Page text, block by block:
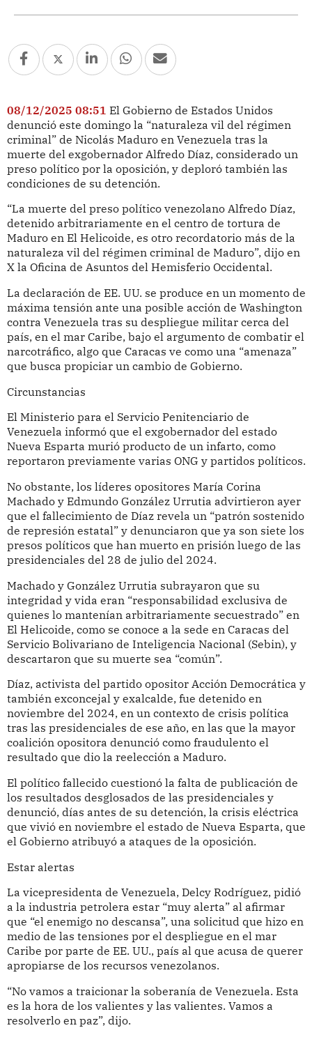
08/12/2025 08:51 El Gobierno de Estados Unidos
denunció este domingo la “naturaleza vil del régimen
criminal” de Nicolás Maduro en Venezuela tras la
muerte del exgobernador Alfredo Díaz, considerado un
preso político por la oposición, y deploró también las
condiciones de su detención.
“La muerte del preso político venezolano Alfredo Díaz,
detenido arbitrariamente en el centro de tortura de
Maduro en El Helicoide, es otro recordatorio más de la
naturaleza vil del régimen criminal de Maduro”, dijo en
X la Oficina de Asuntos del Hemisferio Occidental.
La declaración de EE. UU. se produce en un momento de
máxima tensión ante una posible acción de Washington
contra Venezuela tras su despliegue militar cerca del
país, en el mar Caribe, bajo el argumento de combatir el
narcotráfico, algo que Caracas ve como una “amenaza”
que busca propiciar un cambio de Gobierno.
Circunstancias
El Ministerio para el Servicio Penitenciario de
Venezuela informó que el exgobernador del estado
Nueva Esparta murió producto de un infarto, como
reportaron previamente varias ONG y partidos políticos.
No obstante, los líderes opositores María Corina
Machado y Edmundo González Urrutia advirtieron ayer
que el fallecimiento de Díaz revela un “patrón sostenido
de represión estatal” y denunciaron que ya son siete los
presos políticos que han muerto en prisión luego de las
presidenciales del 28 de julio del 2024.
Machado y González Urrutia subrayaron que su
integridad y vida eran “responsabilidad exclusiva de
quienes lo mantenían arbitrariamente secuestrado” en
El Helicoide, como se conoce a la sede en Caracas del
Servicio Bolivariano de Inteligencia Nacional (Sebin), y
descartaron que su muerte sea “común”.
Díaz, activista del partido opositor Acción Democrática y
también exconcejal y exalcalde, fue detenido en
noviembre del 2024, en un contexto de crisis política
tras las presidenciales de ese año, en las que la mayor
coalición opositora denunció como fraudulento el
resultado que dio la reelección a Maduro.
El político fallecido cuestionó la falta de publicación de
los resultados desglosados de las presidenciales y
denunció, días antes de su detención, la crisis eléctrica
que vivió en noviembre el estado de Nueva Esparta, que
el Gobierno atribuyó a ataques de la oposición.
Estar alertas
La vicepresidenta de Venezuela, Delcy Rodríguez, pidió
a la industria petrolera estar “muy alerta” al afirmar
que “el enemigo no descansa”, una solicitud que hizo en
medio de las tensiones por el despliegue en el mar
Caribe por parte de EE. UU., país al que acusa de querer
apropiarse de los recursos venezolanos.
“No vamos a traicionar la soberanía de Venezuela. Esta
es la hora de los valientes y las valientes. Vamos a
resolverlo en paz”, dijo.